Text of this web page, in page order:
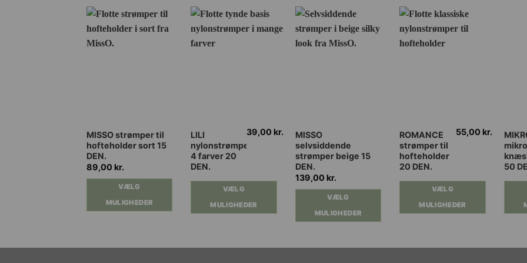
MISSO strømper til
hofteholder sort 15
DEN.
89,00 kr.
VÆLG
MULIGHEDER
Dette
vare
har
flere
varianter.
Mulighederne
LILI
nylonstrømper
4 farver 20
DEN.
39,00 kr.
VÆLG
MULIGHEDER
Dette
vare
har
varianter.
Mulighederne
kan
MISSO
selvsiddende
strømper beige 15
DEN.
139,00 kr.
VÆLG
MULIGHEDER
Dette
vare
har
flere
varianter.
Mulighederne
ROMANCE
strømper til
hofteholder
20 DEN.
55,00 kr.
VÆLG
MULIGHEDER
Dette
vare
har
varianter.
Mulighederne
kan
50
Dette
vare
har
kan